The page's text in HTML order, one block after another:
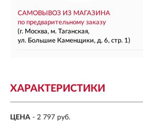
САМОВЫВОЗ ИЗ МАГАЗИНА
по предварительному заказу
(г. Москва, м. Таганская,
ул. Большие Каменщики, д. 6, стр. 1)
ХАРАКТЕРИСТИКИ
ЦЕНА - 2 797 руб.